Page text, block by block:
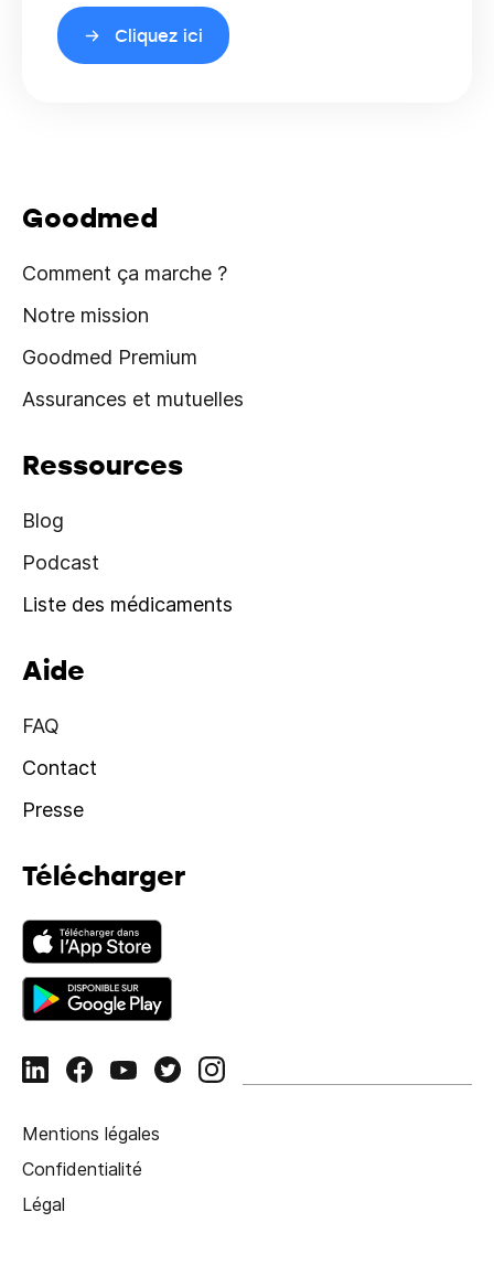
Cliquez ici
Goodmed
Comment ça marche ?
Notre mission
Goodmed Premium
Assurances et mutuelles
Ressources
Blog
Podcast
Liste des médicaments
Aide
FAQ
Contact
Presse
Télécharger
Mentions légales
Confidentialité
Légal